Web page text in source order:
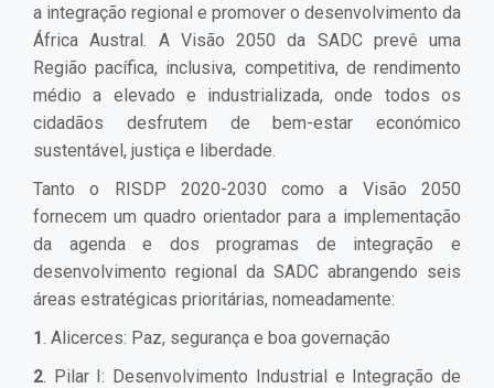
a integração regional e promover o desenvolvimento da
África Austral. A Visão 2050 da SADC prevê uma
Região pacífica, inclusiva, competitiva, de rendimento
médio a elevado e industrializada, onde todos os
cidadãos desfrutem de bem-estar económico
sustentável, justiça e liberdade.
Tanto o RISDP 2020-2030 como a Visão 2050
fornecem um quadro orientador para a implementação
da agenda e dos programas de integração e
desenvolvimento regional da SADC abrangendo seis
áreas estratégicas prioritárias, nomeadamente:
1 . Alicerces: Paz, segurança e boa governação
2 . Pilar I: Desenvolvimento Industrial e Integração de